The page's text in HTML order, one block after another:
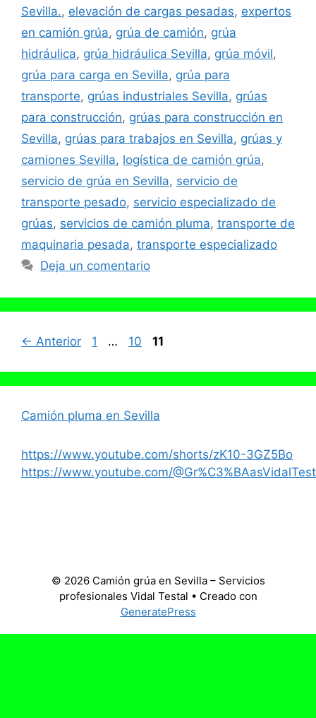
Sevilla., elevación de cargas pesadas, expertos
en camión grúa, grúa de camión, grúa
hidráulica, grúa hidráulica Sevilla, grúa móvil,
grúa para carga en Sevilla, grúa para
transporte, grúas industriales Sevilla, grúas
para construcción, grúas para construcción en
Sevilla, grúas para trabajos en Sevilla, grúas y
camiones Sevilla, logística de camión grúa,
servicio de grúa en Sevilla, servicio de
transporte pesado, servicio especializado de
grúas, servicios de camión pluma, transporte de
maquinaria pesada, transporte especializado
Deja un comentario
← Anterior Página
1 … Página
10 Página
11
Camión pluma en Sevilla
https://www.youtube.com/shorts/zK10-3GZ5Bo
https://www.youtube.com/
© 2026 Camión grúa en Sevilla – Servicios
profesionales Vidal Testal • Creado con
GeneratePress